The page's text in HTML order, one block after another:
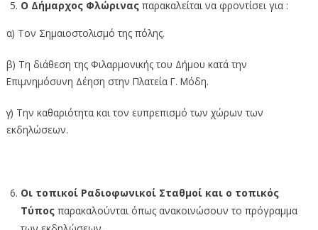
Ο Δήμαρχος Φλώριναςπαρακαλείται να φροντίσει για :
α) Τον Σημαιοστολισμό της πόλης.
β) Τη διάθεση της Φιλαρμονικής του Δήμου κατά την
Επιμνημόσυνη Δέηση στην Πλατεία Γ. Μόδη.
γ) Την καθαριότητα και τον ευπρεπισμό των χώρων των
εκδηλώσεων.
Οι τοπικοί Ραδιοφωνικοί Σταθμοί και ο τοπικός
Τύπος παρακαλούνται όπως ανακοινώσουν το πρόγραμμα